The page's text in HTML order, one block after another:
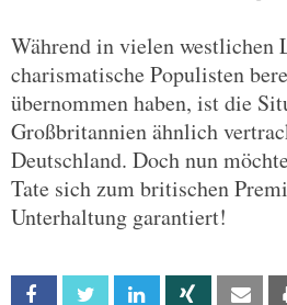
Während in vielen westlichen
charismatische Populisten
übernommen haben, ist die
Großbritannien ähnlich
Deutschland. Doch nun
Tate sich zum britischen
Unterhaltung garantiert!
Facebook Twitter Linkedin Xing